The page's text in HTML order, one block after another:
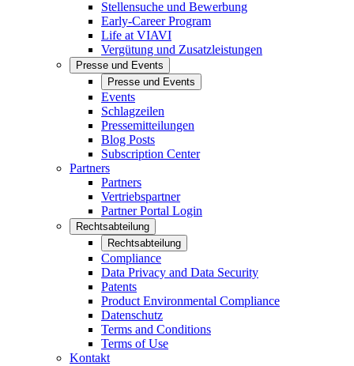
Stellensuche und Bewerbung
Early-Career Program
Life at VIAVI
Vergütung und Zusatzleistungen
Presse und Events
Presse und Events
Events
Schlagzeilen
Pressemitteilungen
Blog Posts
Subscription Center
Partners
Partners
Vertriebspartner
Partner Portal Login
Rechtsabteilung
Rechtsabteilung
Compliance
Data Privacy and Data Security
Patents
Product Environmental Compliance
Datenschutz
Terms and Conditions
Terms of Use
Kontakt